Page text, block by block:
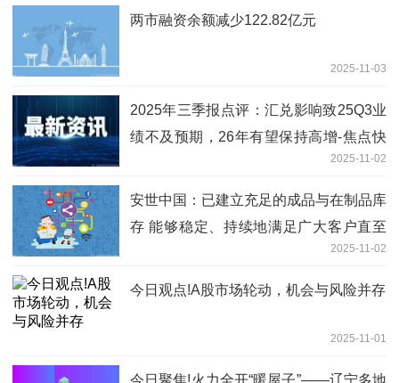
两市融资余额减少122.82亿元
2025-11-03
2025年三季报点评：汇兑影响致25Q3业
绩不及预期，26年有望保持高增-焦点快
2025-11-02
安世中国：已建立充足的成品与在制品库
存 能够稳定、持续地满足广大客户直至
年底乃至更长时间的订单需求 焦点关注
2025-11-02
今日观点!A股市场轮动，机会与风险并存
2025-11-01
今日聚焦!火力全开“暖屋子”——辽宁多地